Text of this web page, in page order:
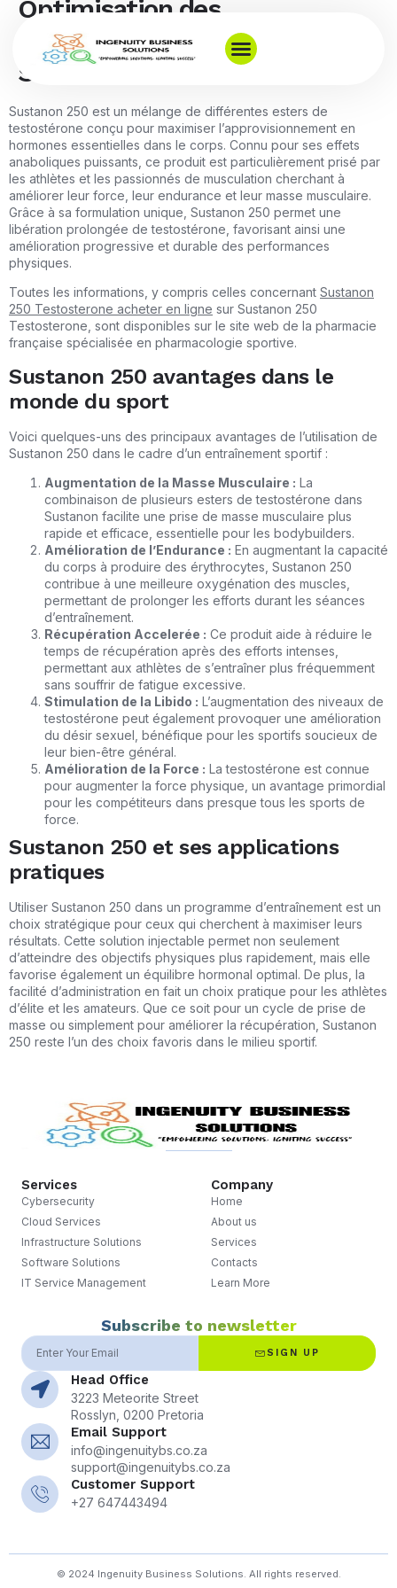
Optimisation des
Performances Sportives avec
Sustanon 250
Sustanon 250 est un mélange de différentes esters de
testostérone conçu pour maximiser l’approvisionnement en
hormones essentielles dans le corps. Connu pour ses effets
anaboliques puissants, ce produit est particulièrement prisé par
les athlètes et les passionnés de musculation cherchant à
améliorer leur force, leur endurance et leur masse musculaire.
Grâce à sa formulation unique, Sustanon 250 permet une
libération prolongée de testostérone, favorisant ainsi une
amélioration progressive et durable des performances
physiques.
Toutes les informations, y compris celles concernant Sustanon
250 Testosterone acheter en ligne sur Sustanon 250
Testosterone, sont disponibles sur le site web de la pharmacie
française spécialisée en pharmacologie sportive.
Sustanon 250 avantages dans le
monde du sport
Voici quelques-uns des principaux avantages de l’utilisation de
Sustanon 250 dans le cadre d’un entraînement sportif :
Augmentation de la Masse Musculaire : La
combinaison de plusieurs esters de testostérone dans
Sustanon facilite une prise de masse musculaire plus
rapide et efficace, essentielle pour les bodybuilders.
Amélioration de l’Endurance : En augmentant la capacité
du corps à produire des érythrocytes, Sustanon 250
contribue à une meilleure oxygénation des muscles,
permettant de prolonger les efforts durant les séances
d’entraînement.
Récupération Accelerée : Ce produit aide à réduire le
temps de récupération après des efforts intenses,
permettant aux athlètes de s’entraîner plus fréquemment
sans souffrir de fatigue excessive.
Stimulation de la Libido : L’augmentation des niveaux de
testostérone peut également provoquer une amélioration
du désir sexuel, bénéfique pour les sportifs soucieux de
leur bien-être général.
Amélioration de la Force : La testostérone est connue
pour augmenter la force physique, un avantage primordial
pour les compétiteurs dans presque tous les sports de
force.
Sustanon 250 et ses applications
pratiques
Utiliser Sustanon 250 dans un programme d’entraînement est un
choix stratégique pour ceux qui cherchent à maximiser leurs
résultats. Cette solution injectable permet non seulement
d’atteindre des objectifs physiques plus rapidement, mais elle
favorise également un équilibre hormonal optimal. De plus, la
facilité d’administration en fait un choix pratique pour les athlètes
d’élite et les amateurs. Que ce soit pour un cycle de prise de
masse ou simplement pour améliorer la récupération, Sustanon
250 reste l’un des choix favoris dans le milieu sportif.
Services
Cybersecurity
Cloud Services
Infrastructure Solutions
Software Solutions
IT Service Management
Company
Home
About us
Services
Contacts
Learn More
Subscribe to newsletter
SIGN UP
Head Office
3223 Meteorite Street
Rosslyn, 0200 Pretoria
Email Support
info@ingenuitybs.co.za
support@ingenuitybs.co.za
Customer Support
+27 647443494
© 2024 Ingenuity Business Solutions. All rights reserved.